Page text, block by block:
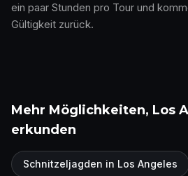
ein paar Stunden pro Tour und
Gültigkeit zurück.
Mehr Möglichkeiten, Los
erkunden
Schnitzeljagden in Los Angeles